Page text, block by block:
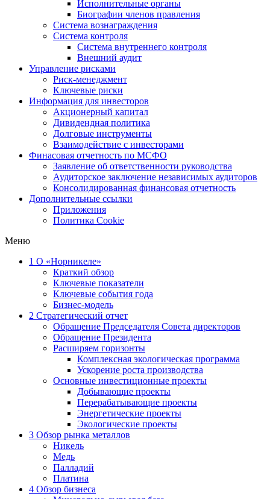
Исполнительные органы
Биографии членов правления
Система вознаграждения
Система контроля
Система внутреннего контроля
Внешний аудит
Управление рисками
Риск-менеджмент
Ключевые риски
Информация для инвесторов
Акционерный капитал
Дивидендная политика
Долговые инструменты
Взаимодействие с инвеcторами
Финасовая отчетность по МСФО
Заявление об ответственности руководства
Аудиторское заключение независимых аудиторов
Консолидированная финансовая отчетность
Дополнительные ссылки
Приложения
Политика Cookie
Меню
1 О «Норникеле»
Краткий обзор
Ключевые показатели
Ключевые события года
Бизнес-модель
2 Стратегический отчет
Обращение Председателя Совета директоров
Обращение Президента
Расширяем горизонты
Комплексная экологическая программа
Ускорение роста производства
Основные инвестиционные проекты
Добывающие проекты
Перерабатывающие проекты
Энергетические проекты
Экологические проекты
3 Обзор рынка металлов
Никель
Медь
Палладий
Платина
4 Обзор бизнеса